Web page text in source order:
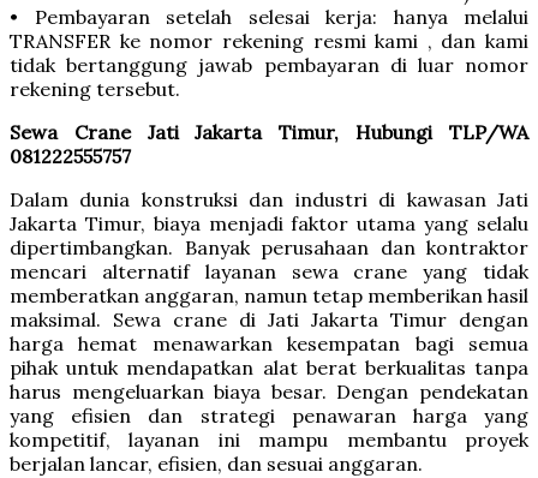
• Pembayaran setelah selesai kerja: hanya melalui
TRANSFER ke nomor rekening resmi kami , dan kami
tidak bertanggung jawab pembayaran di luar nomor
rekening tersebut.
Sewa Crane Jati Jakarta Timur, Hubungi TLP/WA
081222555757
Dalam dunia konstruksi dan industri di kawasan Jati
Jakarta Timur, biaya menjadi faktor utama yang selalu
dipertimbangkan. Banyak perusahaan dan kontraktor
mencari alternatif layanan sewa crane yang tidak
memberatkan anggaran, namun tetap memberikan hasil
maksimal. Sewa crane di Jati Jakarta Timur dengan
harga hemat menawarkan kesempatan bagi semua
pihak untuk mendapatkan alat berat berkualitas tanpa
harus mengeluarkan biaya besar. Dengan pendekatan
yang efisien dan strategi penawaran harga yang
kompetitif, layanan ini mampu membantu proyek
berjalan lancar, efisien, dan sesuai anggaran.